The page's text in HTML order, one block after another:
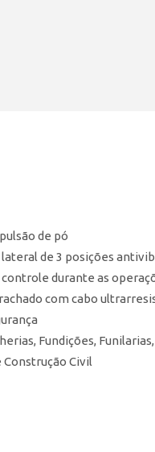
de pó
lateral de 3 posições
durante as
com cabo
Fundições,
Civil